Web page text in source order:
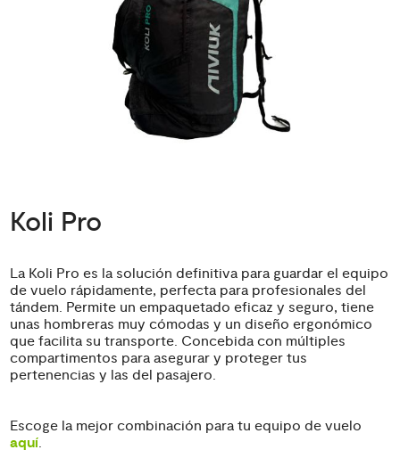
Koli Pro
La Koli Pro es la solución definitiva para guardar el equipo
de vuelo rápidamente, perfecta para profesionales del
tándem. Permite un empaquetado eficaz y seguro, tiene
unas hombreras muy cómodas y un diseño ergonómico
que facilita su transporte. Concebida con múltiples
compartimentos para asegurar y proteger tus
pertenencias y las del pasajero.
Escoge la mejor combinación para tu equipo de vuelo
aquí.